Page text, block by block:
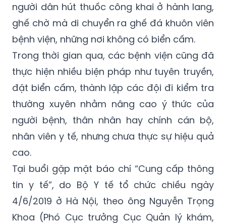
bệnh viện, những nơi không có biển cấm.
Trong thời gian qua, các bệnh viện cũng đã
thực hiện nhiều biện pháp như tuyên truyền,
đặt biển cấm, thành lập các đội đi kiểm tra
thường xuyên nhằm nâng cao ý thức của
người bệnh, thân nhân hay chính cán bộ,
nhân viên y tế, nhưng chưa thực sự hiệu quả
cao.
Tại buổi gặp mặt báo chí “Cung cấp thông
tin y tế”, do Bộ Y tế tổ chức chiều ngày
4/6/2019 ở Hà Nội, theo ông Nguyễn Trọng
Khoa (Phó Cục trưởng Cục Quản lý khám,
chữa bệnh), quy định cấm hút thuốc lá